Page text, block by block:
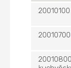
20010700